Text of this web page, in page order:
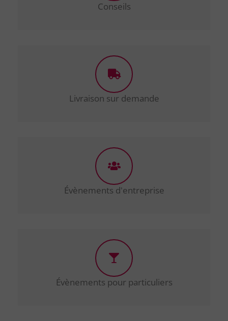
Conseils
Livraison sur demande
Évènements d'entreprise
Évènements pour particuliers